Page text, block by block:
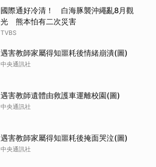
國際通好冷清！ 白海豚襲沖繩亂8月觀
光 熊本怕有二次災害
TVBS
遇害教師家屬得知噩耗後情緒崩潰(圖)
中央通訊社
遇害教師遺體由救護車運離校園(圖)
中央通訊社
遇害教師家屬得知噩耗後掩面哭泣(圖)
中央通訊社